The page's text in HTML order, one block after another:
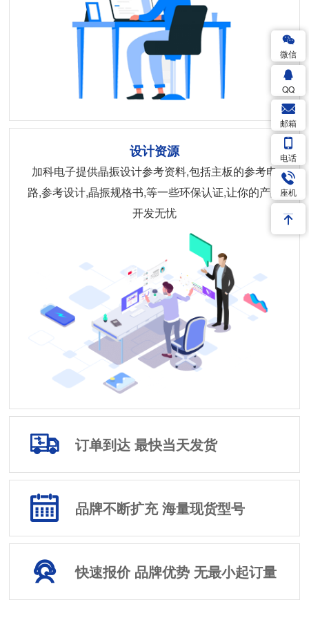
设计资源
加科电子提供晶振设计参考资料,包括主板的参考电
路,参考设计,晶振规格书,等一些环保认证,让你的产品
开发无忧
订单到达 最快当天发货
品牌不断扩充 海量现货型号
快速报价 品牌优势 无最小起订量
微信
QQ
邮箱
电话
座机